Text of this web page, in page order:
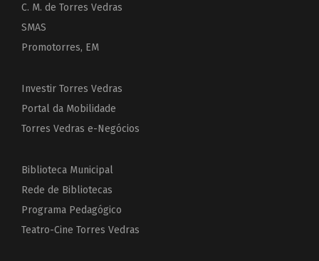
C. M. de Torres Vedras
SMAS
Promotorres, EM
Investir Torres Vedras
Portal da Mobilidade
Torres Vedras e-Negócios
Biblioteca Municipal
Rede de Bibliotecas
Programa Pedagógico
Teatro-Cine Torres Vedras